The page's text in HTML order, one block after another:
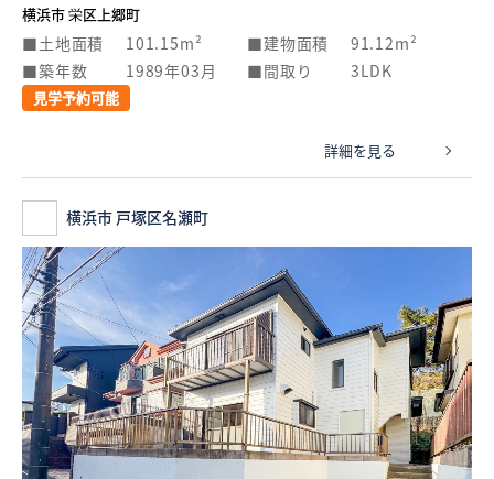
横浜市 栄区上郷町
土地面積 101.15m² 建物面積
91.12m²
築年数
1989年03月 間取り 3LDK
見学予約可能
詳細を見る
横浜市 戸塚区名瀬町